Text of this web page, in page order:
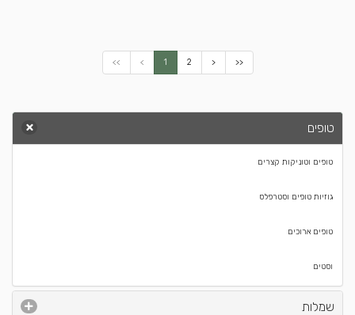
<< < 1 2 > >>
טופים
טופים וטוניקות קצרים
גוזיות טופים וסטרפלס
טופים ארוכים
וסטים
שמלות